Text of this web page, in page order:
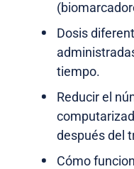
Dosis
tiempo.
Reducir el
después del
Cómo